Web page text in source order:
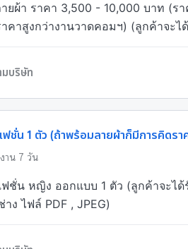
ยผ้า ราคา 3,500 - 10,000 บาท (ร
าคาสูงกว่างานวาดคอมฯ) (ลูกค้าจะ
มบริษัท
ชั่น 1 ตัว (ถ้าพร้อมลายผ้าก็มีการคิดรา
าน 7 วัน
ชั่น หญิง ออกแบบ 1 ตัว (ลูกค้าจะไ